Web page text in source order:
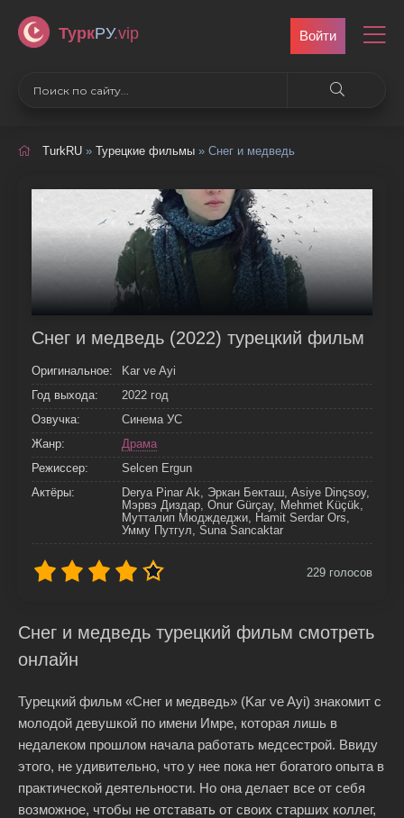
ТуркРУ.vip Войти
TurkRU » Турецкие фильмы » Снег и медведь
Снег и медведь (2022) турецкий фильм
Оригинальное:
Kar ve Ayi
Год выхода:
2022 год
Озвучка:
Синема УС
Жанр:
Драма
Режиссер:
Selcen Ergun
Актёры:
Derya Pinar Ak, Эркан Бекташ, Asiye Dinçsoy,
Мэрвэ Диздар, Onur Gürçay, Mehmet Küçük,
Мутталип Мюдждеджи, Hamit Serdar Ors,
Умму Путгул, Suna Sancaktar
229 голосов
Снег и медведь турецкий фильм смотреть
онлайн
Турецкий фильм «Снег и медведь» (Kar ve Ayi) знакомит с
молодой девушкой по имени Имре, которая лишь в
недалеком прошлом начала работать медсестрой. Ввиду
этого, не удивительно, что у нее пока нет богатого опыта в
практической деятельности. Но она делает все от себя
возможное, чтобы не отставать от своих старших коллег,